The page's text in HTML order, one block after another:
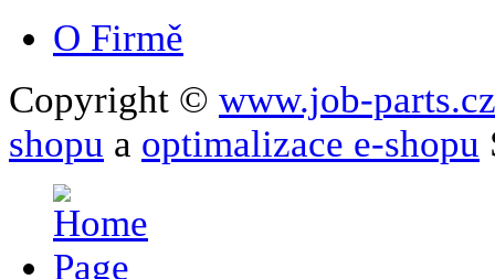
O Firmě
Copyright © www.job-parts.cz
shopu a optimalizace e-shopu